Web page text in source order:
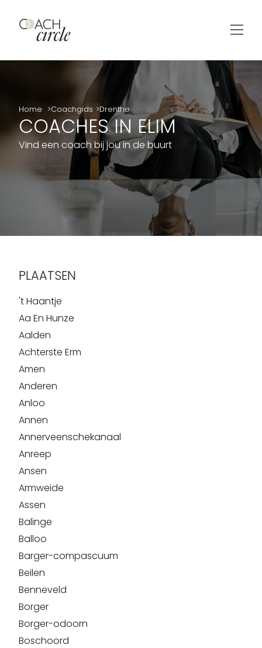
Home Coachgids Drenthe
COACHES IN ELIM
Vind een coach bij jou in de buurt
PLAATSEN
't Haantje
Aa En Hunze
Aalden
Achterste Erm
Amen
Anderen
Anloo
Annen
Annerveenschekanaal
Anreep
Ansen
Armweide
Assen
Balinge
Balloo
Barger-compascuum
Beilen
Benneveld
Borger
Borger-odoorn
Boschoord